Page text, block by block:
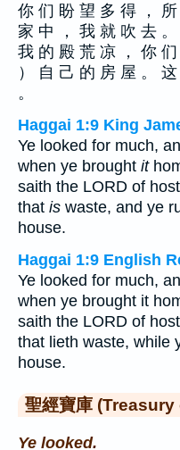
你 们 盼 望 多 得 ，
家 中 ， 我 就 吹 去
我 的 殿 荒 凉 ， 你
） 自 己 的 房 屋 。
。
Haggai 1:9 King
Ye looked for much,
when ye brought it
saith the LORD of
that is waste, and ye
house.
Haggai 1:9 English
Ye looked for much,
when ye brought it
saith the LORD of
that lieth waste, while
house.
聖經寶庫
Ye looked.